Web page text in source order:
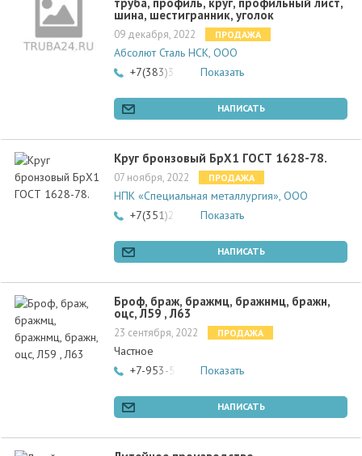
шина, шестигранник, уголок
09 декабря, 2022 ПРОДАЖА
Абсолют Сталь НСК, ООО
+7(383)381-93-76Показать
НАПИСАТЬ
Круг бронзовый БрХ1 ГОСТ 1628-78.
07 ноября, 2022 ПРОДАЖА
НПК «Специальная металлургия», ООО
+7(351)220-70-53Показать
НАПИСАТЬ
Броф, браж, бражмц, бражнмц, бражн,
оцс, Л59 , Л63
23 сентября, 2022 ПРОДАЖА
Частное
+7-953-550-52-82Показать
НАПИСАТЬ